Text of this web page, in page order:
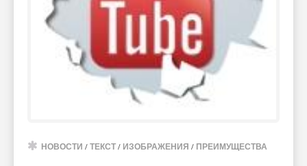
НОВОСТИ / ТЕКСТ / ИЗОБРАЖЕНИЯ / ПРЕИМУЩЕСТВА